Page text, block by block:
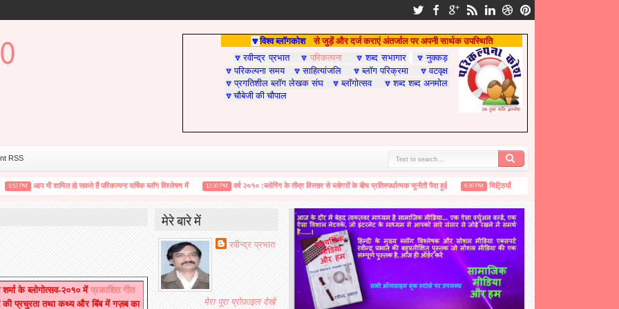
🔽विश्व ब्लॉगकोश से जुड़ें और दर्ज कराएं अंतर्जाल पर अपनी सार्थक उपस्थिति
🔽रवीन्द्र प्रभात 🔽 परिकल्पना 🔽शब्द सभागार 🔽नुक्कड़
🔽परिकल्पना समय 🔽साहित्यांजलि 🔽ब्लॉग परिक्रमा 🔽वटवृक्ष
🔽प्रगतिशील ब्लॉग लेखक संघ 🔽ब्लॉगोत्सव 🔽शब्द शब्द अनमोल
🔽चौबेजी की चौपाल
RSS
आप भी शामिल हो सकते हैं परिकल्पना वार्षिक ब्लॉग विश्लेषण में 12:30 PM वर्ष २०१० :ब्लोगिंग के तीव्र विस्तार से ब्लोगरों के बीच प्रतिस्पर्धात्मक चुनौती पैदा हुई 6:30 PM चिट्ठियाँ / आशीर्वचन / सन्देश .....ब्लोगोत्सव के लिए
शर्मा के ब्लोगोत्सव-२०१० में प्रकाशित गीत
की प्रचुरता तथा कथ्य और बिंब में गज़ब का
मेरे बारे में
रवीन्द्र प्रभात
मेरा पूरा प्रोफ़ाइल देखें